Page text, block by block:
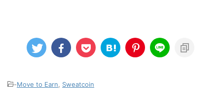
-Move to Earn Sweatcoin